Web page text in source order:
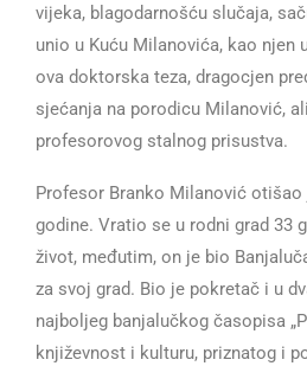
vijeka, blagodarnošću slučaja,
unio u Kuću Milanovića, kao njen
ova doktorska teza, dragocjen
sjećanja na porodicu Milanović,
profesorovog stalnog prisustva.
Profesor Branko Milanović otišao
godine. Vratio se u rodni grad 33
život, međutim, on je bio
za svoj grad. Bio je pokretač i u
najboljeg banjalučkog časopisa
književnost i kulturu, priznatog i